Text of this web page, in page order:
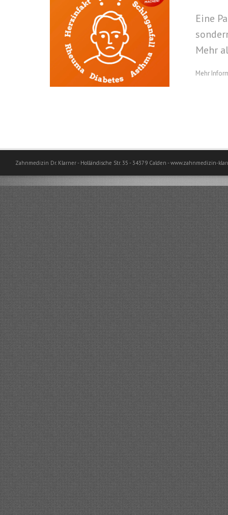
Eine
Mehr
Mehr
Zahnmedizin Dr. Klarner - Holländische Str. 35 - 34379 Calden - www.zahnmedizin-